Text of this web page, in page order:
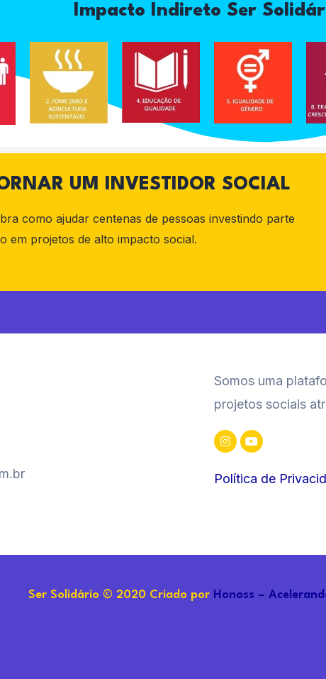
Impacto Indireto Ser
UM INVESTIDOR SOCIAL
como ajudar centenas de pessoas investindo parte
em projetos de alto impacto social.
Somos uma
projetos sociais
Política de
Ser Solidário © 2020 Criado por Honoss –